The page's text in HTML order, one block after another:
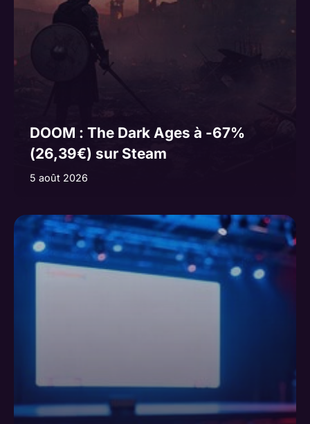
DOOM : The Dark Ages à -67%
(26,39€) sur Steam
5 août 2026